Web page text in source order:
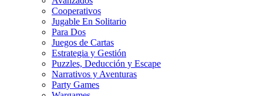
Cooperativos
Jugable En Solitario
Para Dos
Juegos de Cartas
Estrategia y Gestión
Puzzles, Deducción y Escape
Narrativos y Aventuras
Party Games